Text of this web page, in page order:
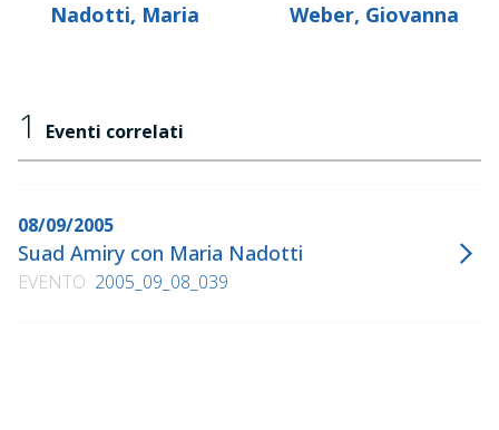
Nadotti, Maria Weber, Giovanna
1 Eventi correlati
08/09/2005
Suad Amiry con Maria Nadotti
EVENTO 2005_09_08_039